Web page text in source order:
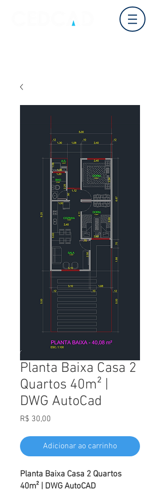
Planta Baixa Casa 2
Quartos 40m² |
DWG AutoCad
R$ 30,00
Adicionar ao carrinho
Planta Baixa Casa 2 Quartos
40m² | DWG AutoCAD